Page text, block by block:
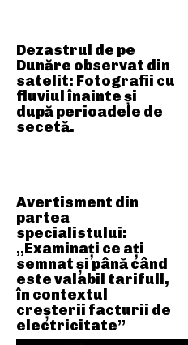
Dezastrul de pe
Dunăre observat din
satelit: Fotografii cu
fluviul înainte și
după perioadele de
secetă.
Avertisment din
partea
specialistului:
„Examinați ce ați
semnat și până când
este valabil tarifull,
în contextul
creșterii facturii de
electricitate”